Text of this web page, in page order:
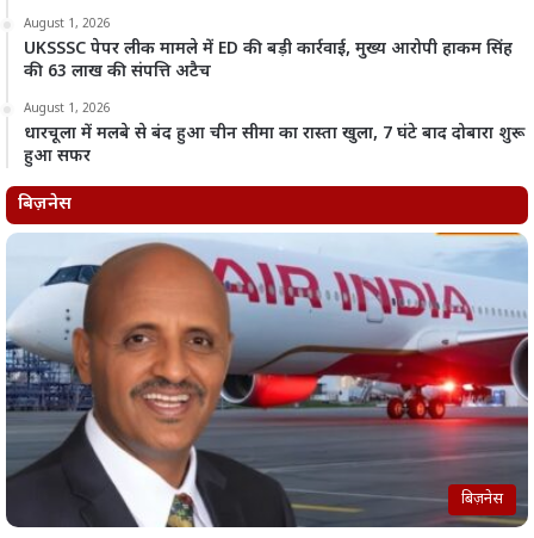
August 1, 2026
UKSSSC पेपर लीक मामले में ED की बड़ी कार्रवाई, मुख्य आरोपी हाकम सिंह
की 63 लाख की संपत्ति अटैच
August 1, 2026
धारचूला में मलबे से बंद हुआ चीन सीमा का रास्ता खुला, 7 घंटे बाद दोबारा शुरू
हुआ सफर
बिज़नेस
बिज़नेस